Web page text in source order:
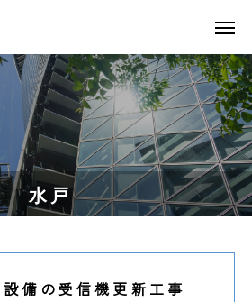
水戸
備の受信機更新工事